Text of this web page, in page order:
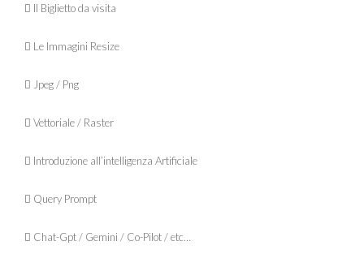
 Il Biglietto da visita
 Le Immagini Resize
 Jpeg / Png
 Vettoriale / Raster
 Introduzione all’intelligenza Artificiale
 Query Prompt
 Chat-Gpt / Gemini / Co-Pilot / etc…